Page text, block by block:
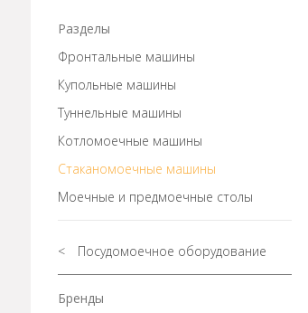
Разделы
Фронтальные машины
Купольные машины
Туннельные машины
Котломоечные машины
Стаканомоечные машины
Моечные и предмоечные столы
< Посудомоечное оборудование
Бренды